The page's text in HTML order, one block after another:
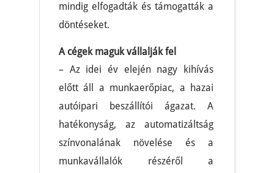
mindig elfogadták és támogatták a
döntéseket.
A cégek maguk vállalják fel
– Az idei év elején nagy kihívás
előtt áll a munkaerőpiac, a hazai
autóipari beszállítói ágazat. A
hatékonyság, az automatizáltság
színvonalának növelése és a
munkavállalók részéről a